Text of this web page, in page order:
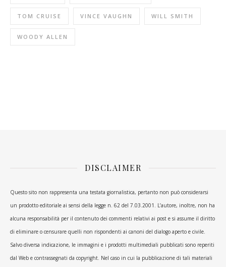
TOM CRUISE VINCE VAUGHN WILL SMITH
WOODY ALLEN
DISCLAIMER
Questo sito non rappresenta una testata giornalistica, pertanto non può considerarsi
un prodotto editoriale ai sensi della legge n. 62 del 7.03.2001. L’autore, inoltre, non ha
alcuna responsabilità per il contenuto dei commenti relativi ai post e si assume il diritto
di eliminare o censurare quelli non rispondenti ai canoni del dialogo aperto e civile.
Salvo diversa indicazione, le immagini e i prodotti multimediali pubblicati sono reperiti
dal Web e contrassegnati da copyright. Nel caso in cui la pubblicazione di tali materiali